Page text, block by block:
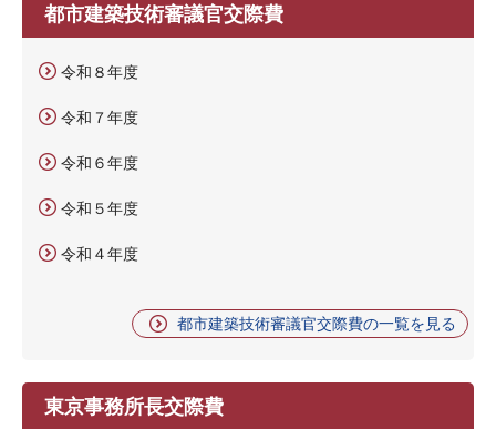
都市建築技術審議官交際費
令和８年度
令和７年度
令和６年度
令和５年度
令和４年度
都市建築技術審議官交際費の一覧を見る
東京事務所長交際費